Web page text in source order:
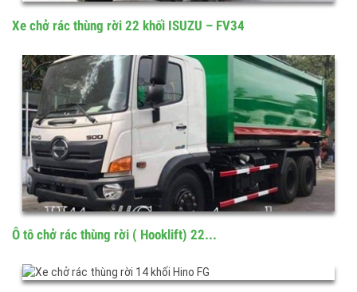
Xe chở rác thùng rời 22 khối ISUZU – FV34